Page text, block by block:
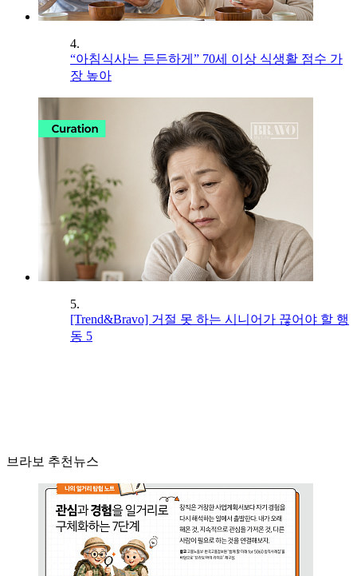
4.
“아침식사는 든든하게” 70세 이상 식생활 점수 가
장 높아
5.
[Trend&Bravo] 거절 못 하는 시니어가 끊어야 할 행
동 5
브라보 추천뉴스